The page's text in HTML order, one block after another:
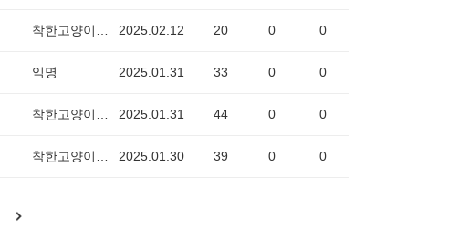
2025.02.12 20 0 0
익명 2025.01.31 33 0 0
2025.01.31 44 0 0
2025.01.30 39 0 0